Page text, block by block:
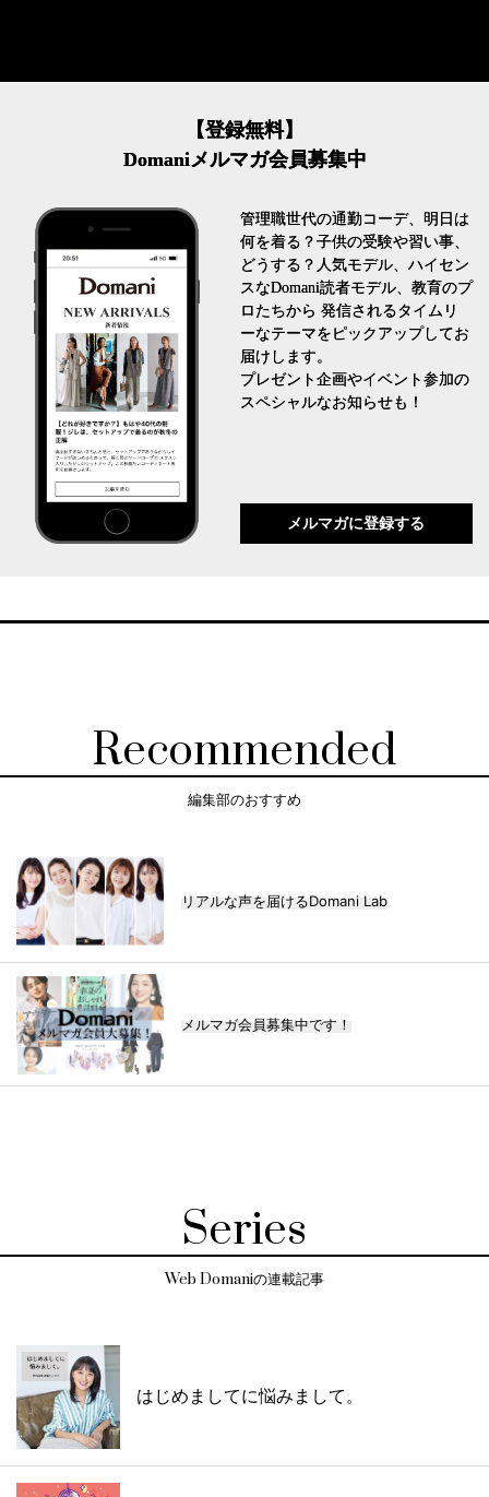
【登録無料】
Domaniメルマガ会員募集中
管理職世代の通勤コーデ、明日は
何を着る？子供の受験や習い事、
どうする？人気モデル、ハイセン
スなDomani読者モデル、教育のプ
ロたちから 発信されるタイムリ
ーなテーマをピックアップしてお
届けします。
プレゼント企画やイベント参加の
スペシャルなお知らせも！
メルマガに登録する
Recommended
編集部のおすすめ
リアルな声を届けるDomani Lab
メルマガ会員募集中です！
Series
Web Domaniの連載記事
はじめましてに悩みまして。